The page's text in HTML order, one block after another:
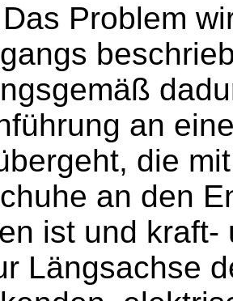
Das Problem
an
die
an den
ist und kraft-
Längsachse